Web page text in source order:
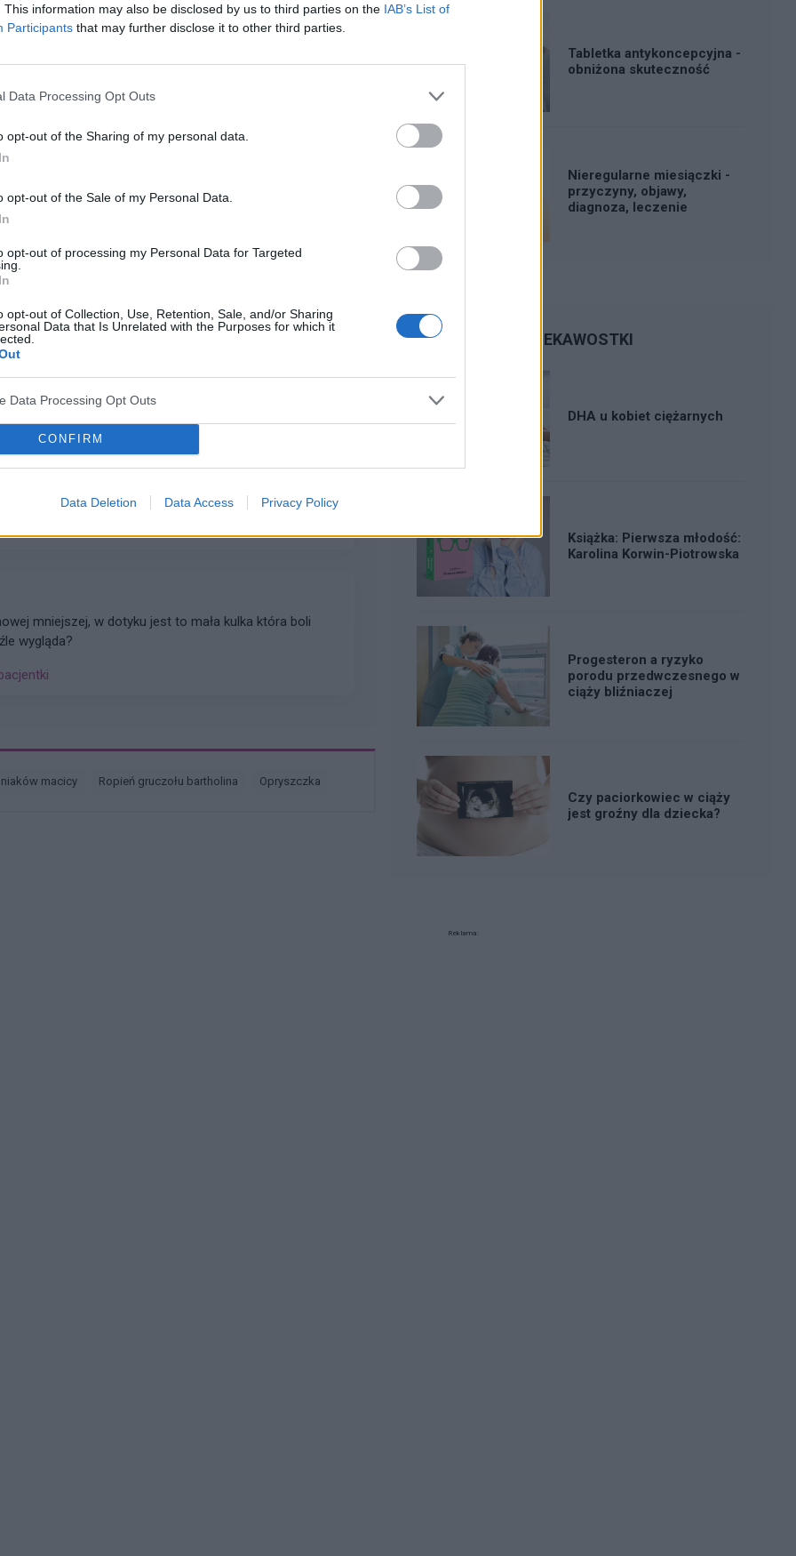
This information may also be disclosed by us to third parties on the IAB’s List of
Participants that may further disclose it to other third parties.
Data Processing Opt Outs
opt-out of the Sharing of my personal data.
opt-out of the Sale of my Personal Data.
opt-out of processing my Personal Data for Targeted
opt-out of Collection, Use, Retention, Sale, and/or Sharing
Data that Is Unrelated with the Purposes for which it
Data Processing Opt Outs
CONFIRM
Data Deletion Data Access Privacy Policy
WYŚLIJ
W maju myślałam że dostałam pierwszej miesiączki
okres. Przypominało to bardziej takie plamienie i to
3 dni a raz 6 jak przy miesiączce. Czy to normalne ?
że mam zabieg a pojawiła mi się miesiączka. Czy
wargi sromowe nie wiem co z tym robić...
mniejszej, w dotyku jest to mała kulka która boli
wygląda?
macicy ropień gruczołu bartholina opryszczka
Tabletka antykoncepcyjna -
obniżona skuteczność
Nieregularne miesiączki -
przyczyny, objawy,
diagnoza, leczenie
CIEKAWOSTKI
DHA u kobiet ciężarnych
Książka: Pierwsza młodość:
Karolina Korwin-Piotrowska
Progesteron a ryzyko
porodu przedwczesnego w
ciąży bliźniaczej
Czy paciorkowiec w ciąży
jest groźny dla dziecka?
Reklama: